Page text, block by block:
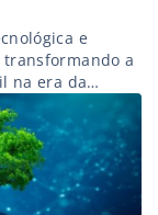
e
a
na era da